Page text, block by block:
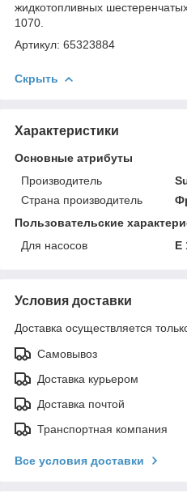
жидкотопливных
1070.
Артикул: 65323884
Скрыть
Характеристики
Основные атрибуты
Производитель
Страна производитель
Пользовательские
Для насосов
E
Условия доставки
Доставка осуществляется
Самовывоз
Доставка курьером
Доставка почтой
Транспортная компания
Все условия доставки